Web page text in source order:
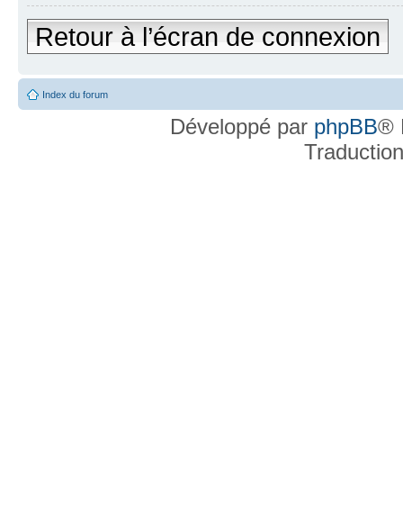
Retour à l’écran de connexion
Index du forum
Développé par phpBB®